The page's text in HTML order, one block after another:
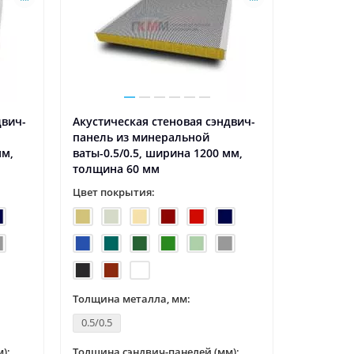
Акустическая стеновая сэндвич-
панель из минеральной
ваты-0.5/0.5, ширина 1200 мм,
толщина 60 мм
Цвет покрытия:
Толщина металла, мм:
0.5/0.5